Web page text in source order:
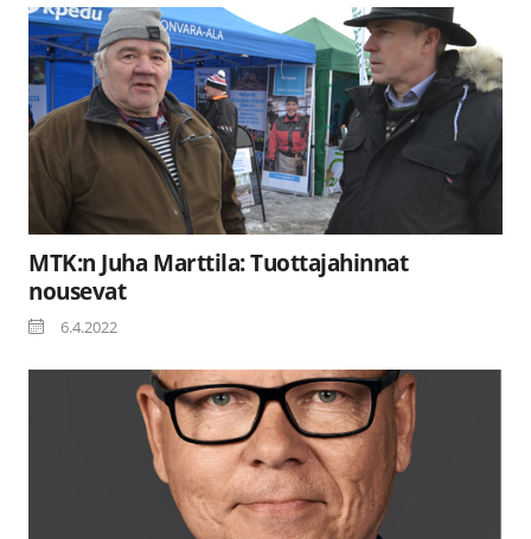
MTK:n Juha Marttila: Tuottajahinnat
nousevat
6.4.2022